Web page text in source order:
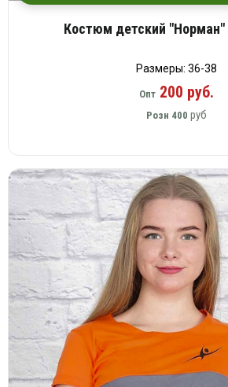
Костюм детский "Норман"
Размеры: 36-38
Опт200 руб.
Розн 400 руб